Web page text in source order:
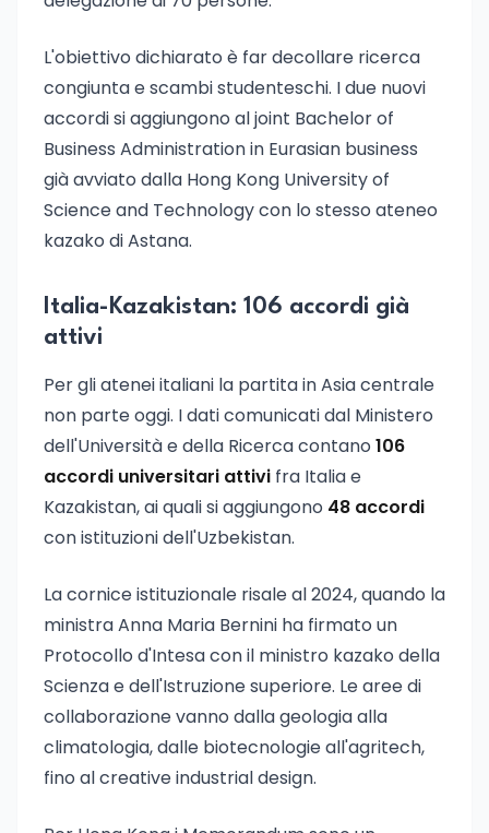
L'obiettivo dichiarato è far decollare ricerca
congiunta e scambi studenteschi. I due nuovi
accordi si aggiungono al joint Bachelor of
Business Administration in Eurasian business
già avviato dalla Hong Kong University of
Science and Technology con lo stesso ateneo
kazako di Astana.
Italia-Kazakistan: 106 accordi già
attivi
Per gli atenei italiani la partita in Asia centrale
non parte oggi. I dati comunicati dal Ministero
dell'Università e della Ricerca contano 106
accordi universitari attivi fra Italia e
Kazakistan, ai quali si aggiungono 48 accordi
con istituzioni dell'Uzbekistan.
La cornice istituzionale risale al 2024, quando la
ministra Anna Maria Bernini ha firmato un
Protocollo d'Intesa con il ministro kazako della
Scienza e dell'Istruzione superiore. Le aree di
collaborazione vanno dalla geologia alla
climatologia, dalle biotecnologie all'agritech,
fino al creative industrial design.